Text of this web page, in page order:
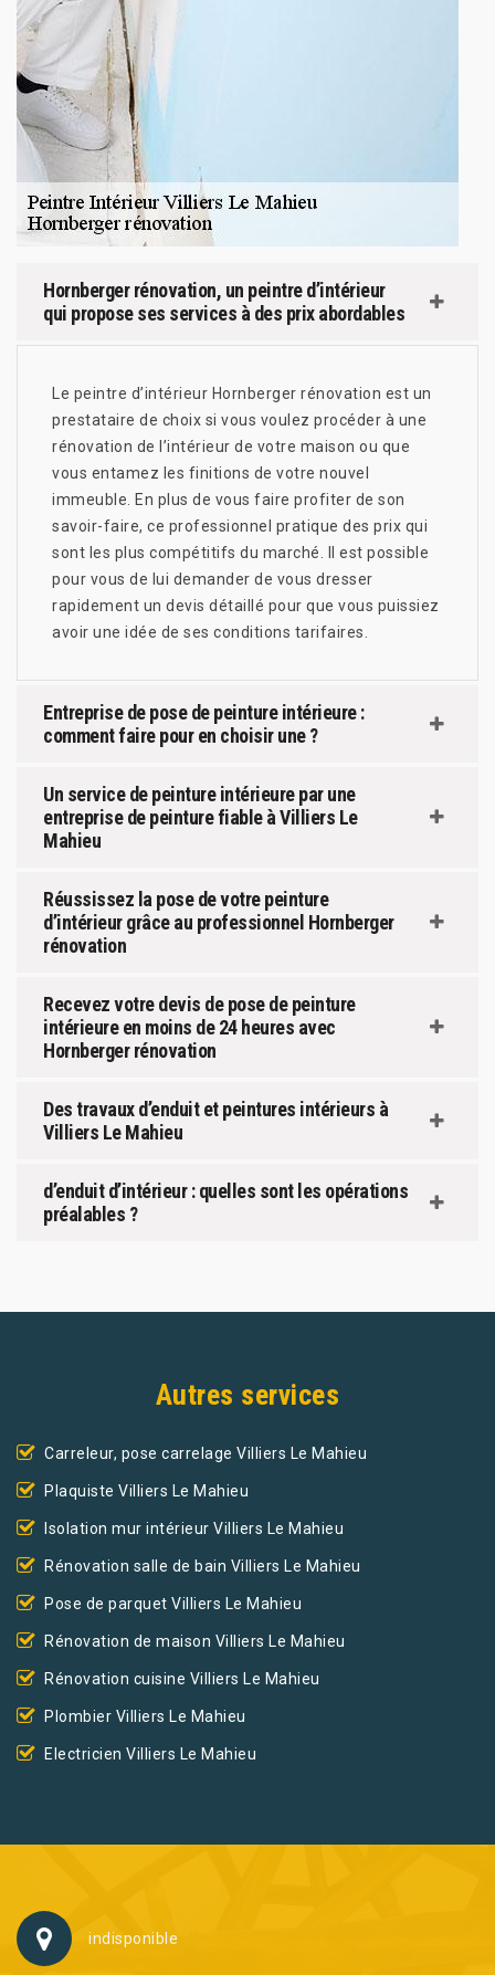
Hornberger rénovation, un peintre d’intérieur
qui propose ses services à des prix abordables
Le peintre d’intérieur Hornberger rénovation est un
prestataire de choix si vous voulez procéder à une
rénovation de l’intérieur de votre maison ou que
vous entamez les finitions de votre nouvel
immeuble. En plus de vous faire profiter de son
savoir-faire, ce professionnel pratique des prix qui
sont les plus compétitifs du marché. Il est possible
pour vous de lui demander de vous dresser
rapidement un devis détaillé pour que vous puissiez
avoir une idée de ses conditions tarifaires.
Entreprise de pose de peinture intérieure :
comment faire pour en choisir une ?
Un service de peinture intérieure par une
entreprise de peinture fiable à Villiers Le
Mahieu
Réussissez la pose de votre peinture
d’intérieur grâce au professionnel Hornberger
rénovation
Recevez votre devis de pose de peinture
intérieure en moins de 24 heures avec
Hornberger rénovation
Des travaux d’enduit et peintures intérieurs à
Villiers Le Mahieu
d’enduit d’intérieur : quelles sont les opérations
préalables ?
Autres services
Carreleur, pose carrelage Villiers Le Mahieu
Plaquiste Villiers Le Mahieu
Isolation mur intérieur Villiers Le Mahieu
Rénovation salle de bain Villiers Le Mahieu
Pose de parquet Villiers Le Mahieu
Rénovation de maison Villiers Le Mahieu
Rénovation cuisine Villiers Le Mahieu
Plombier Villiers Le Mahieu
Electricien Villiers Le Mahieu
indisponible